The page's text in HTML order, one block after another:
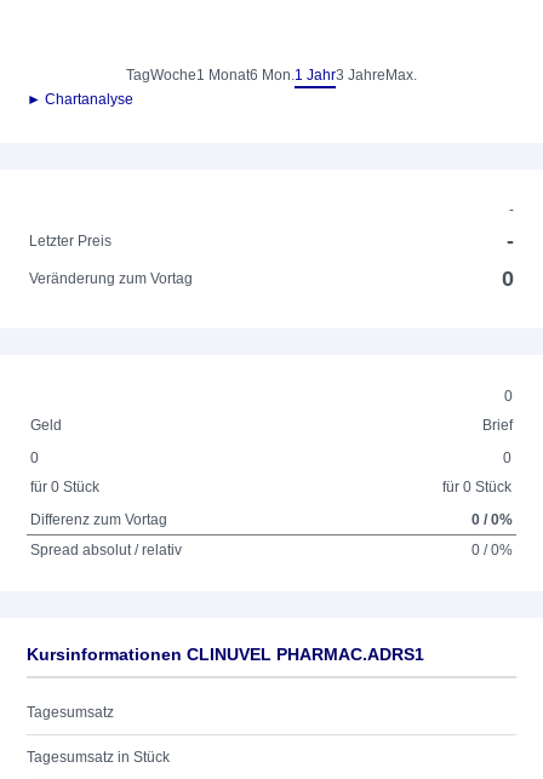
TagWoche1 Monat6 Mon.1 Jahr3 Jahre Max.
► Chartanalyse
-
Letzter Preis
-
Veränderung zum Vortag 0
0
Geld
Brief
0
für 0 Stück
0
für 0 Stück
Differenz zum Vortag
0 / 0%
Spread absolut / relativ
0 / 0%
Kursinformationen CLINUVEL PHARMAC.ADRS1
Tagesumsatz
Tagesumsatz in Stück